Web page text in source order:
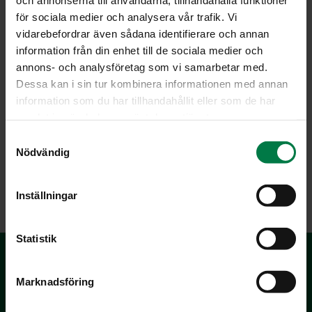
för sociala medier och analysera vår trafik. Vi
vidarebefordrar även sådana identifierare och annan
information från din enhet till de sociala medier och
annons- och analysföretag som vi samarbetar med.
Dessa kan i sin tur kombinera informationen med annan
information som du har tillhandahållit eller som de har
Nödvändig
Inställningar
Statistik
Marknadsföring
Tarjoa kastike esim. paistettujen kalapalojen kanssa.
Lisäksi voit tarjota keitettyjä perunoita.
Ohje: Kotimaiset Kasvikset ry
Kastikkeet ja marinadit Vegetaariset ohjeet